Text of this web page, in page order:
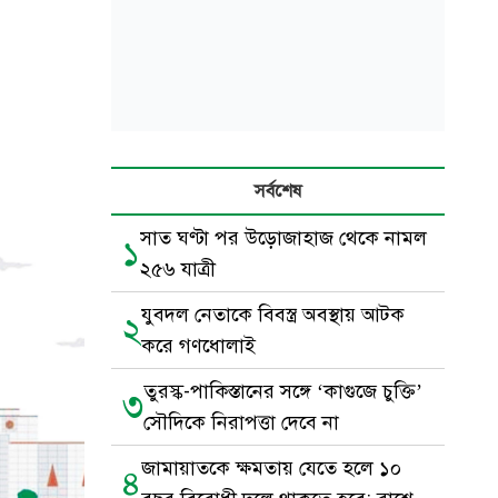
সর্বশেষ
১সাত ঘণ্টা পর উড়োজাহাজ থেকে নামল
২৫৬ যাত্রী
২যুবদল নেতাকে বিবস্ত্র অবস্থায় আটক
করে গণধোলাই
৩তুরস্ক-পাকিস্তানের সঙ্গে ‘কাগুজে চুক্তি’
সৌদিকে নিরাপত্তা দেবে না
৪জামায়াতকে ক্ষমতায় যেতে হলে ১০